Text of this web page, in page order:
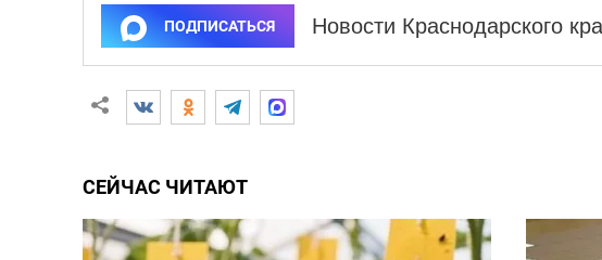
ПОДПИСАТЬСЯ Новости Краснодарского
СЕЙЧАС ЧИТАЮТ